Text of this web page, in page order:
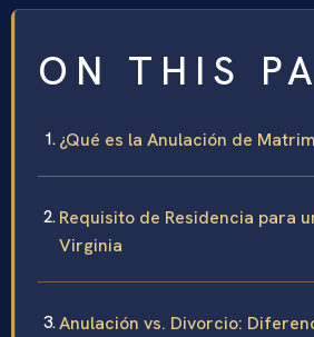
ON THIS
¿Qué es la Anulación de
Requisito de Residencia para
Virginia
Anulación vs. Divorcio: